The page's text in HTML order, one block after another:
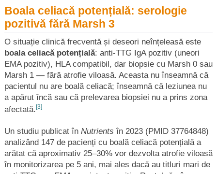
Boala celiacă potențială: serologie
pozitivă fără Marsh 3
O situație clinică frecventă și deseori neînțeleasă este
boala celiacă potențială: anti-TTG IgA pozitiv (uneori
EMA pozitiv), HLA compatibil, dar biopsie cu Marsh 0 sau
Marsh 1 — fără atrofie viloasă. Aceasta nu înseamnă că
pacientul nu are boală celiacă; înseamnă că leziunea nu
a apărut încă sau că prelevarea biopsiei nu a prins zona
afectată. [3]
Un studiu publicat în Nutrients în 2023 (PMID 37764848)
analizând 147 de pacienți cu boală celiacă potențială a
arătat că aproximativ 25–30% vor dezvolta atrofie viloasă
în monitorizarea pe 5 ani, mai ales dacă au titluri mari de